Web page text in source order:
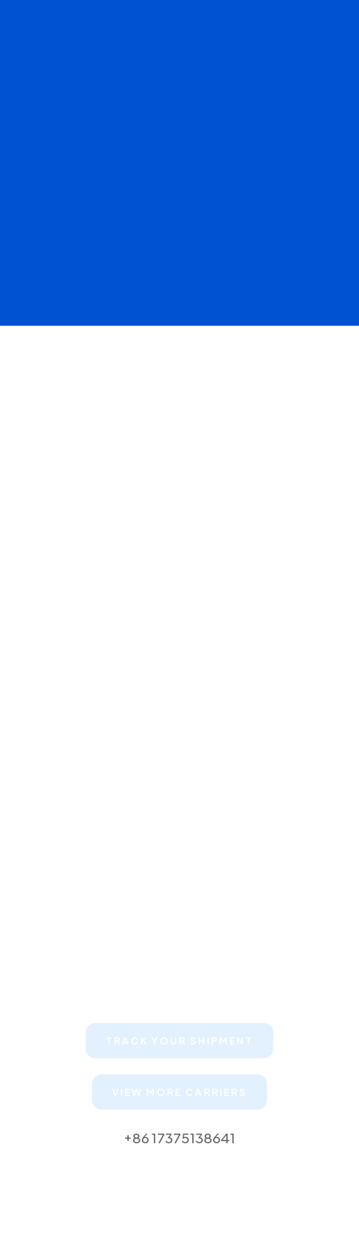
TRACK YOUR SHIPMENT
VIEW MORE CARRIERS
+86 17375138641